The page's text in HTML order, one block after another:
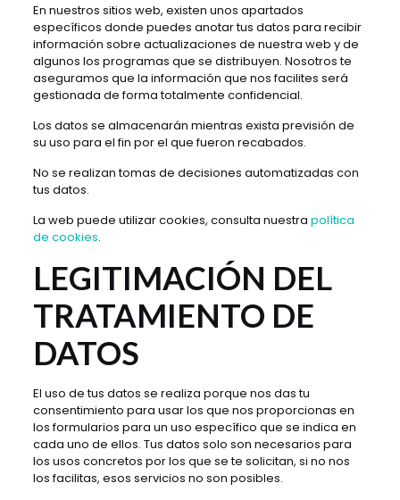
En nuestros sitios web, existen unos apartados
específicos donde puedes anotar tus datos para recibir
información sobre actualizaciones de nuestra web y de
algunos los programas que se distribuyen. Nosotros te
aseguramos que la información que nos facilites será
gestionada de forma totalmente confidencial.
Los datos se almacenarán mientras exista previsión de
su uso para el fin por el que fueron recabados.
No se realizan tomas de decisiones automatizadas con
tus datos.
La web puede utilizar cookies, consulta nuestra política
de cookies.
LEGITIMACIÓN DEL
TRATAMIENTO DE
DATOS
El uso de tus datos se realiza porque nos das tu
consentimiento para usar los que nos proporcionas en
los formularios para un uso específico que se indica en
cada uno de ellos. Tus datos solo son necesarios para
los usos concretos por los que se te solicitan, si no nos
los facilitas, esos servicios no son posibles.